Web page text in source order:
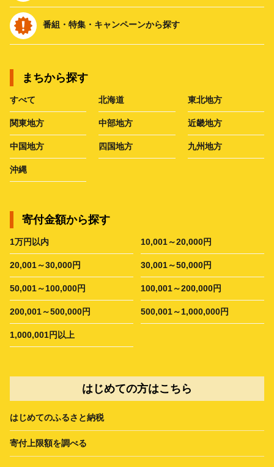
番組・特集・キャンペーンから探す
まちから探す
すべて 北海道 東北地方
関東地方 中部地方 近畿地方
中国地方 四国地方 九州地方
沖縄
寄付金額から探す
1万円以内 10,001～20,000円
20,001～30,000円 30,001～50,000円
50,001～100,000円 100,001～200,000円
200,001～500,000円 500,001～1,000,000円
1,000,001円以上
はじめての方はこちら
はじめてのふるさと納税
寄付上限額を調べる